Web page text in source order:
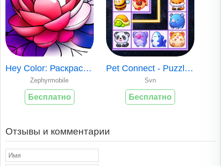
Hey Color: Раскраска по Цифрам
Zephyrmobile
Бесплатно
Pet Connect - Puzzle Game
Svn
Бесплатно
Отзывы и комментарии